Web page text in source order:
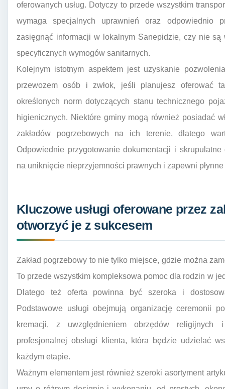
oferowanych usług. Dotyczy to przede wszystkim
wymaga specjalnych uprawnień oraz odpowiednio
zasięgnąć informacji w lokalnym Sanepidzie, czy nie
specyficznych wymogów sanitarnych.
Kolejnym istotnym aspektem jest uzyskanie
przewozem osób i zwłok, jeśli planujesz oferować
określonych norm dotyczących stanu technicznego
higienicznych. Niektóre gminy mogą również posiadać
zakładów pogrzebowych na ich terenie, dlatego
Odpowiednie przygotowanie dokumentacji i
na uniknięcie nieprzyjemności prawnych i zapewni
Kluczowe usługi oferowane przez
otworzyć je z sukcesem
Zakład pogrzebowy to nie tylko miejsce, gdzie można
To przede wszystkim kompleksowa pomoc dla rodzin w
Dlatego też oferta powinna być szeroka i
Podstawowe usługi obejmują organizację ceremonii
kremacji, z uwzględnieniem obrzędów religijnych
profesjonalnej obsługi klienta, która będzie udzielać
każdym etapie.
Ważnym elementem jest również szeroki asortyment